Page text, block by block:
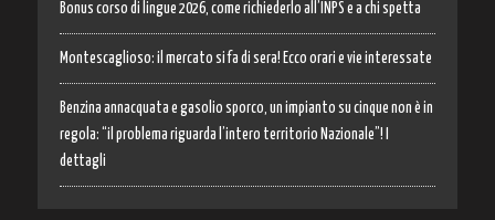
Bonus corso di lingue 2026, come richiederlo all’INPS e a chi spetta
Montescaglioso: il mercato si fa di sera! Ecco orari e vie interessate
Benzina annacquata e gasolio sporco, un impianto su cinque non è in
regola: “il problema riguarda l’intero territorio Nazionale”! I
dettagli